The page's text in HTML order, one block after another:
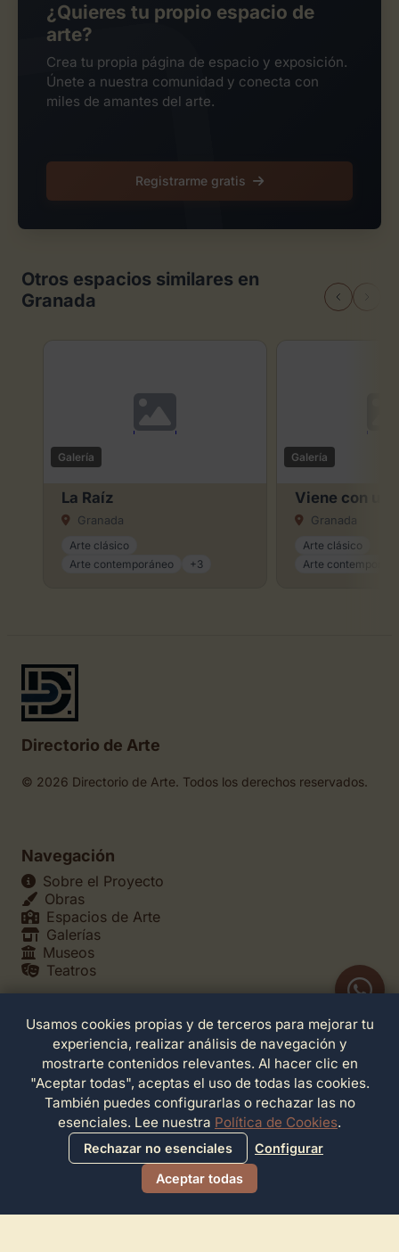
¿Quieres tu propio espacio de
arte?
Crea tu propia página de espacio y exposición.
Únete a nuestra comunidad y conecta con
miles de amantes del arte.
Registrarme gratis
Otros espacios similares en
Granada
Galería
La Raíz
Granada
Arte clásico
Arte contemporáneo
+3
Galería
Viene con un
Granada
Arte clásico
Arte
Directorio de Arte
© 2026 Directorio de Arte. Todos los derechos reservados.
Navegación
Sobre el Proyecto
Obras
Espacios de Arte
Galerías
Museos
Teatros
Legales
Política de Privacidad
Política de Cookies
Configuración de Cookies
Términos de Servicio
Contacto
Usamos cookies propias y de terceros para mejorar tu
experiencia, realizar análisis de navegación y
mostrarte contenidos relevantes. Al hacer clic en
"Aceptar todas", aceptas el uso de todas las cookies.
También puedes configurarlas o rechazar las no
esenciales. Lee nuestra Política de Cookies.
Rechazar no esenciales
Configurar
Aceptar todas